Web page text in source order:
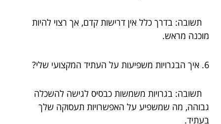
תשובה: בדרך כלל אין דרישות קדם, אך רצוי להיות
מוכנה מראש.
6. איך הבגרויות משפיעות על העתיד המקצועי שלי?
תשובה: בגרויות משמשות כבסיס לגישה להשכלה
גבוהה, מה שמשפיע על האפשרויות תעסוקה שלך
בעתיד.